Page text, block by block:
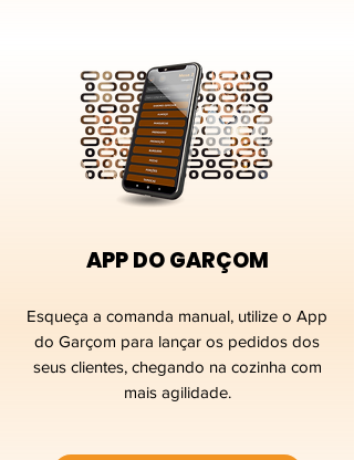
APP DO GARÇOM
Esqueça a comanda manual, utilize o App
do Garçom para lançar os pedidos dos
seus clientes, chegando na cozinha com
mais agilidade.